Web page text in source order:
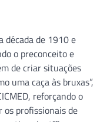
década de 1910 e
o preconceito e
de criar situações
uma caça às bruxas”,
reforçando o
profissionais de